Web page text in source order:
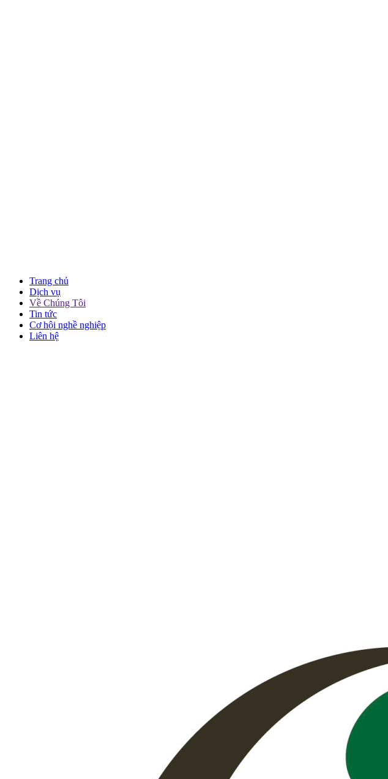
Trang chủ
Dịch vụ
Về Chúng Tôi
Tin tức
Cơ hội nghề nghiệp
Liên hệ